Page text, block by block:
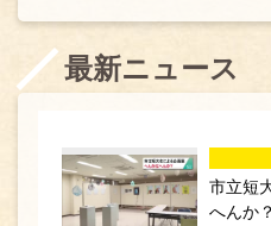
最新ニュース
市立短
へんか？